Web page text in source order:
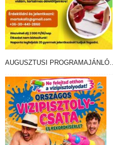
AUGUSZTUSI PROGRAMAJÁNLÓ…